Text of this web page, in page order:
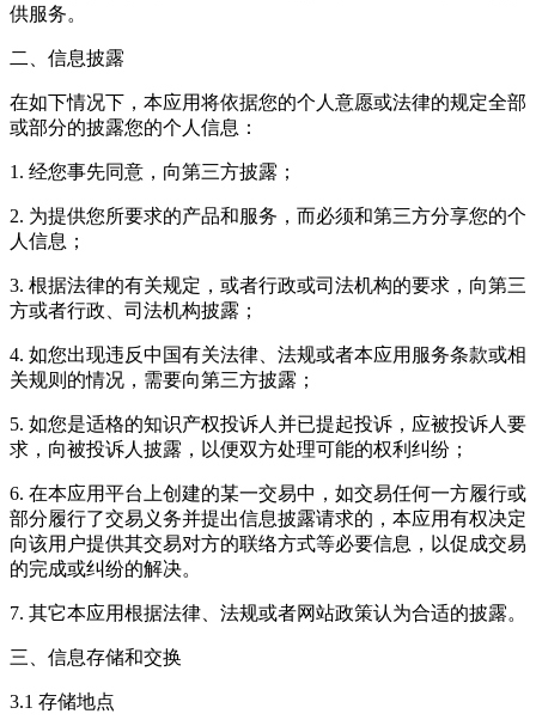
供服务。
二、信息披露
在如下情况下，本应用将依据您的个人意愿或法律的规定全部
或部分的披露您的个人信息：
1. 经您事先同意，向第三方披露；
2. 为提供您所要求的产品和服务，而必须和第三方分享您的个
人信息；
3. 根据法律的有关规定，或者行政或司法机构的要求，向第三
方或者行政、司法机构披露；
4. 如您出现违反中国有关法律、法规或者本应用服务条款或相
关规则的情况，需要向第三方披露；
5. 如您是适格的知识产权投诉人并已提起投诉，应被投诉人要
求，向被投诉人披露，以便双方处理可能的权利纠纷；
6. 在本应用平台上创建的某一交易中，如交易任何一方履行或
部分履行了交易义务并提出信息披露请求的，本应用有权决定
向该用户提供其交易对方的联络方式等必要信息，以促成交易
的完成或纠纷的解决。
7. 其它本应用根据法律、法规或者网站政策认为合适的披露。
三、信息存储和交换
3.1 存储地点